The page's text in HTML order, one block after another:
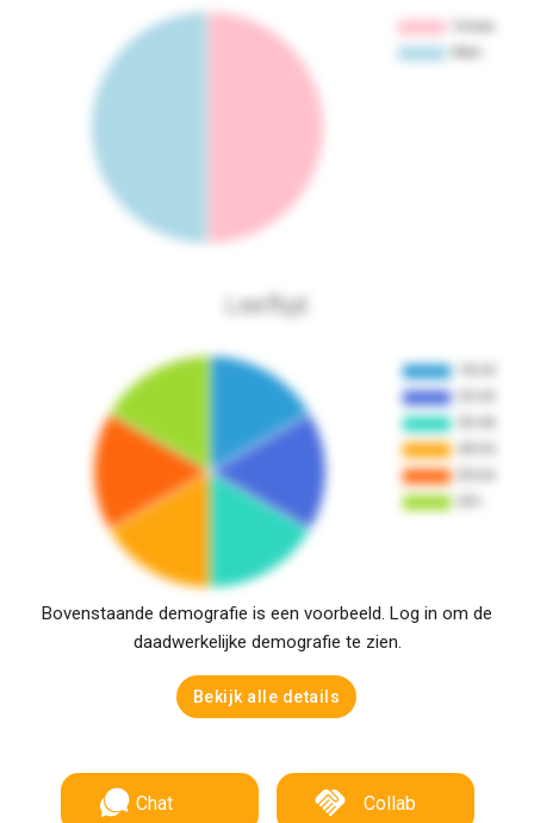
Leeftijd
Bovenstaande demografie is een voorbeeld. Log in om de
daadwerkelijke demografie te zien.
Bekijk alle details
Chat Collab